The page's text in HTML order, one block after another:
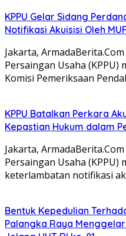
KPPU Gelar Sidang
Notifikasi Akuisisi Oleh
Jakarta,
Persaingan Usaha (KPPU)
Komisi Pemeriksaan
KPPU Batalkan Perkara
Kepastian Hukum dalam
Jakarta,
Persaingan Usaha
keterlambatan notifikasi
Bentuk Kepedulian
Palangka Raya